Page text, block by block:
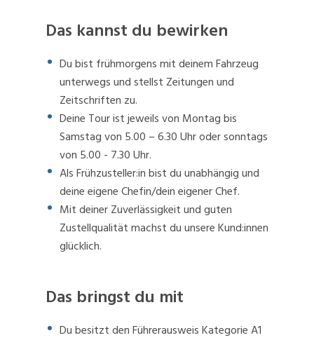
Das kannst du bewirken
Du bist frühmorgens mit deinem Fahrzeug
unterwegs und stellst Zeitungen und
Zeitschriften zu.
Deine Tour ist jeweils von Montag bis
Samstag von 5.00 – 6.30 Uhr oder sonntags
von 5.00 - 7.30 Uhr.
Als Frühzusteller:in bist du unabhängig und
deine eigene Chefin/dein eigener Chef.
Mit deiner Zuverlässigkeit und guten
Zustellqualität machst du unsere Kund:innen
glücklich.
Das bringst du mit
Du besitzt den Führerausweis Kategorie A1